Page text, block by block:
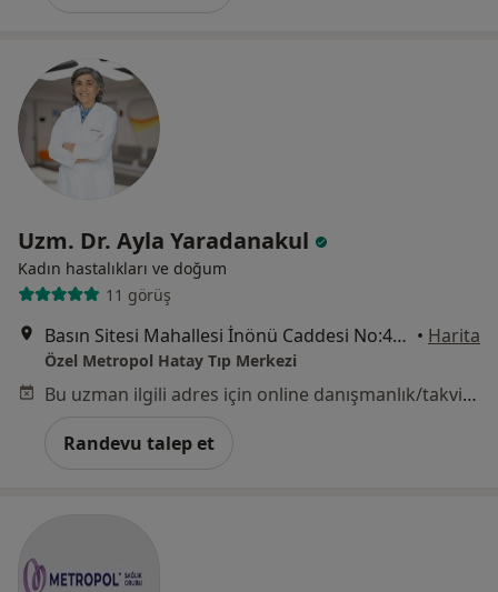
Uzm. Dr. Ayla Yaradanakul
Kadın hastalıkları ve doğum
11 görüş
Basın Sitesi Mahallesi İnönü Caddesi No:471/A , İzmir, Karabağlar • Harita
Özel Metropol Hatay Tıp Merkezi
Bu uzman ilgili adres için online danışmanlık/takvim sunmuyor.
Randevu talep et